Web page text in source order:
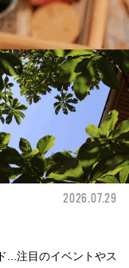
2026.07.29
...注目のイベントやス